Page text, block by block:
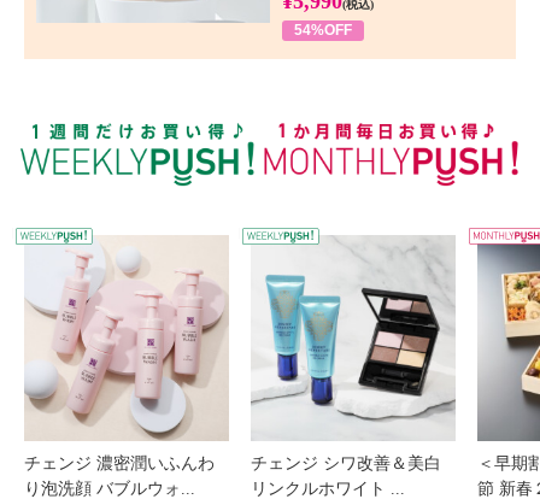
(税込)
54%OFF
WEEKLY PUSH
チェンジ 濃密潤いふんわ
り泡洗顔 バブルウォ...
チェンジ シワ改善＆美白
リンクルホワイト ...
＜早期
節 新春